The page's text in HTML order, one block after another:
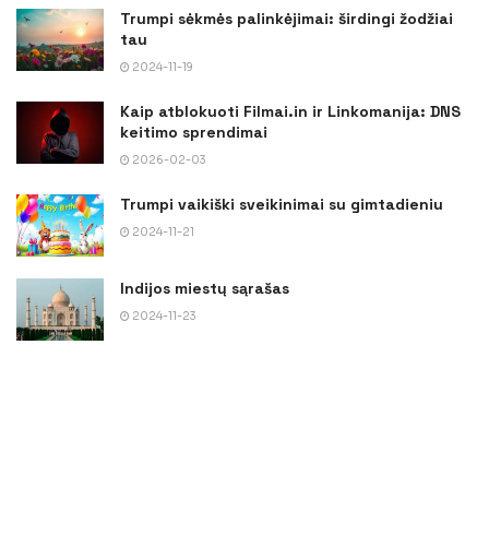
Trumpi sėkmės palinkėjimai: širdingi žodžiai
tau
2024-11-19
Kaip atblokuoti Filmai.in ir Linkomanija: DNS
keitimo sprendimai
2026-02-03
Trumpi vaikiški sveikinimai su gimtadieniu
2024-11-21
Indijos miestų sąrašas
2024-11-23